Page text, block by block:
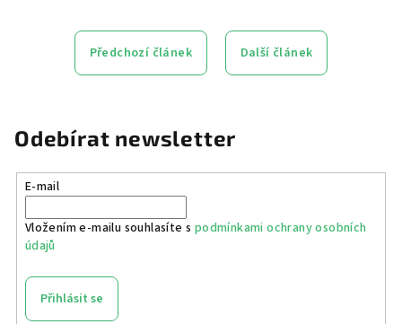
Předchozí článek Další článek
Odebírat newsletter
E-mail
Vložením e-mailu souhlasíte s podmínkami ochrany osobních
údajů
Přihlásit se